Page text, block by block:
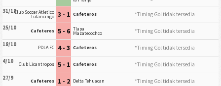
31/10Club Soccer Atletico
Tulancingo 3 - 1 Cafeteros
*Timing Gol tidak tersedia
25/10
Cafeteros 5 - 6 Tlapa
Mazatecochco
*Timing Gol tidak tersedia
18/10
PDLA FC 4 - 3 Cafeteros
*Timing Gol tidak tersedia
4/10
Club Licantropos 5 - 1 Cafeteros
*Timing Gol tidak tersedia
27/9
Cafeteros 1 - 2 Delta Tehuacan *Timing Gol tidak tersedia